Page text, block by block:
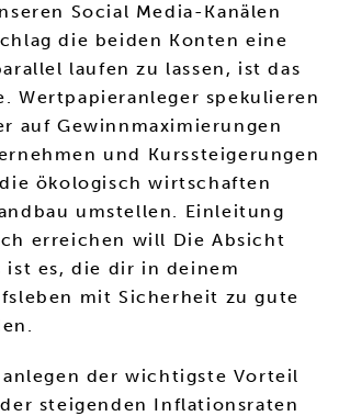
Social Media-Kanälen
die beiden Konten eine
laufen zu lassen, ist das
Wertpapieranleger spekulieren
auf Gewinnmaximierungen
und Kurssteigerungen
ökologisch wirtschaften
umstellen. Einleitung
erreichen will Die Absicht
ist es, die dir in deinem
mit Sicherheit zu gute
der wichtigste Vorteil
steigenden Inflationsraten